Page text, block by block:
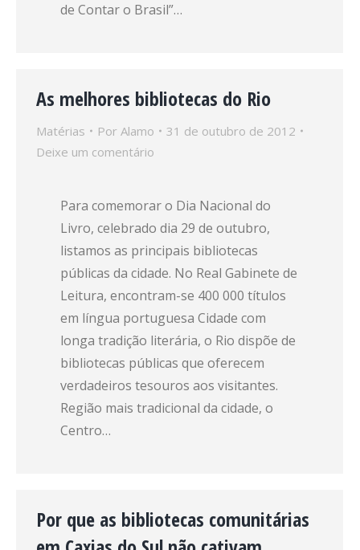
de Contar o Brasil”…
As melhores bibliotecas do Rio
Matérias Por Alamo
31 de outubro de 2012
Deixe um comentário
Para comemorar o Dia Nacional do
Livro, celebrado dia 29 de outubro,
listamos as principais bibliotecas
públicas da cidade. No Real Gabinete de
Leitura, encontram-se 400 000 títulos
em língua portuguesa Cidade com
longa tradição literária, o Rio dispõe de
bibliotecas públicas que oferecem
verdadeiros tesouros aos visitantes.
Região mais tradicional da cidade, o
Centro…
Por que as bibliotecas comunitárias